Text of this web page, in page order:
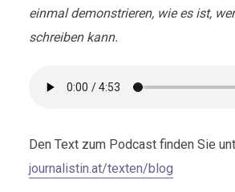
einmal demonstrieren, wie es ist,
schreiben kann.
Den Text zum Podcast finden Sie
journalistin.at/texten/blog